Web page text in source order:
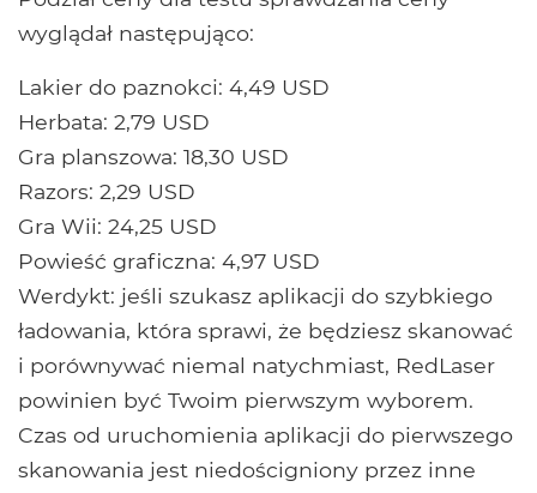
wyglądał następująco:
Lakier do paznokci: 4,49 USD
Herbata: 2,79 USD
Gra planszowa: 18,30 USD
Razors: 2,29 USD
Gra Wii: 24,25 USD
Powieść graficzna: 4,97 USD
Werdykt: jeśli szukasz aplikacji do szybkiego
ładowania, która sprawi, że będziesz skanować
i porównywać niemal natychmiast, RedLaser
powinien być Twoim pierwszym wyborem.
Czas od uruchomienia aplikacji do pierwszego
skanowania jest niedościgniony przez inne